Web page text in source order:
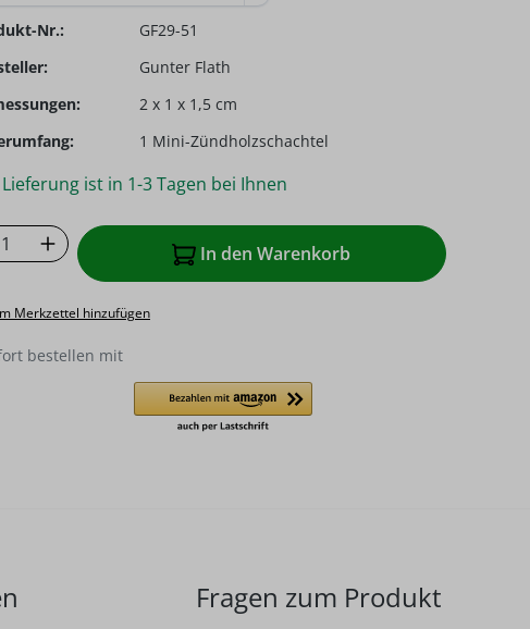
Nr.:
GF29-51
Gunter Flath
2 x 1 x 1,5 cm
1 Mini-Zündholzschachtel
ist in 1-3 Tagen bei Ihnen
Anzahl: Gib den gewünschten Wert
In den Warenkorb
Merkzettel hinzufügen
bestellen mit
Fragen zum Produkt